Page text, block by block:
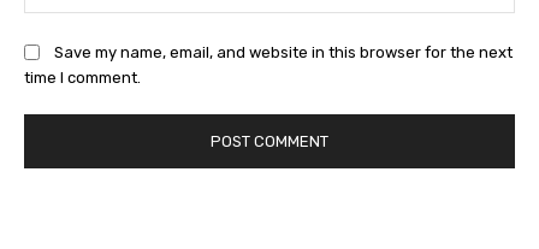
Save my name, email, and website in this browser for the next
time I comment.